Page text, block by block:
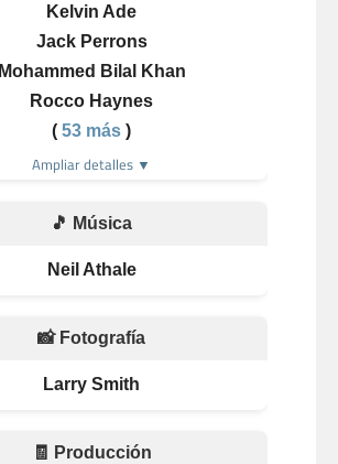
Kelvin Ade
Jack Perrons
Mohammed Bilal Khan
Rocco Haynes
( 53 más )
Ampliar detalles ▼
🎵 Música
Neil Athale
📸 Fotografía
Larry Smith
🧾 Producción